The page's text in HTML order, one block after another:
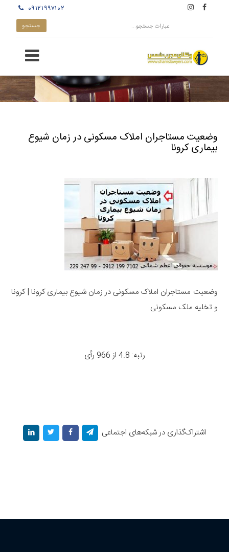
۰۹۱۲۱۹۹۷۱۰۲
وضعیت مستاجران املاک مسکونی در زمان شیوع
بیماری کرونا
وضعیت مستاجران املاک مسکونی در زمان شیوع بیماری کرونا | کرونا
و تخلیه ملک مسکونی
رتبه: 4.8 از 966 رأی
اشتراک‌گذاری در شبکه‌های اجتماعی